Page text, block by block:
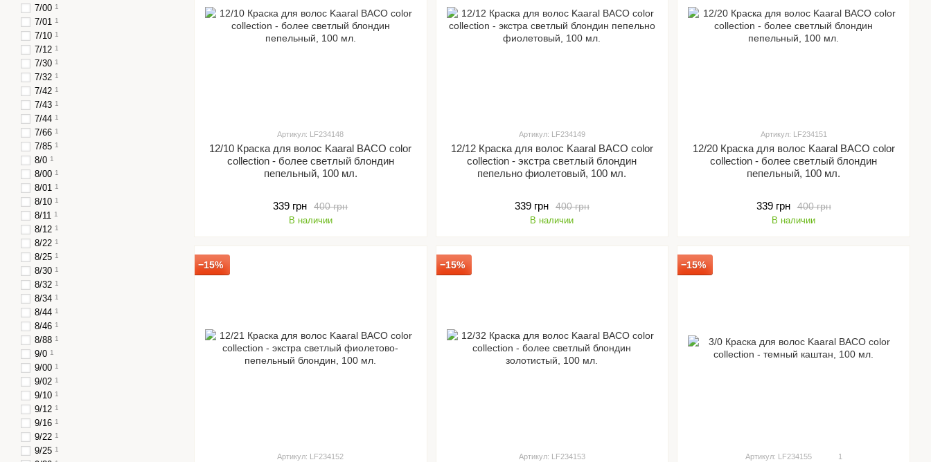
Артикул: LF234148
12/10 Краска для волос Kaaral BACO color
collection - более светлый блондин
пепельный, 100 мл.
400 грн
339 грн
В наличии
Артикул: LF234149
12/12 Краска для волос Kaaral BACO color
collection - экстра светлый блондин
пепельно фиолетовый, 100 мл.
400 грн
339 грн
В наличии
Артикул: LF234151
12/20 Краска для волос Kaaral BACO color
collection - более светлый блондин
пепельный, 100 мл.
400 грн
339 грн
В наличии
−15%
Артикул: LF234152
−15%
Артикул: LF234153
−15%
Артикул: LF234155 1
7/00 1
7/01 1
7/10 1
7/12 1
7/30 1
7/32 1
7/42 1
7/43 1
7/44 1
7/66 1
7/85 1
8/0 1
8/00 1
8/01 1
8/10 1
8/11 1
8/12 1
8/22 1
8/25 1
8/30 1
8/32 1
8/34 1
8/44 1
8/46 1
8/88 1
9/0 1
9/00 1
9/02 1
9/10 1
9/12 1
9/16 1
9/22 1
9/25 1